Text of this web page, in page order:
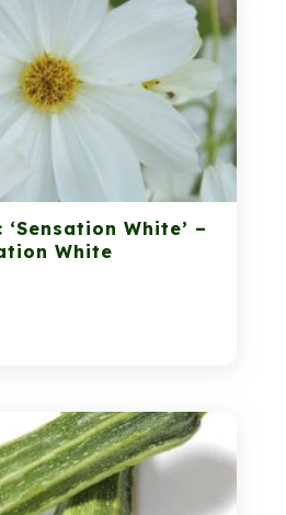
White’ –
White